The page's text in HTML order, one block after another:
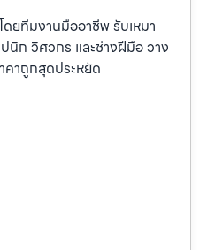
ดยทีมงานมืออาชีพ รับเหมา
นิก วิศวกร และช่างฝีมือ วาง
คาถูกสุดประหยัด